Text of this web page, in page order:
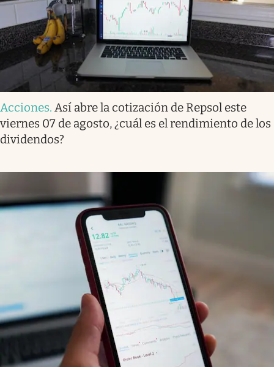
Acciones. Así abre la cotización de Repsol este
viernes 07 de agosto, ¿cuál es el rendimiento de los
dividendos?